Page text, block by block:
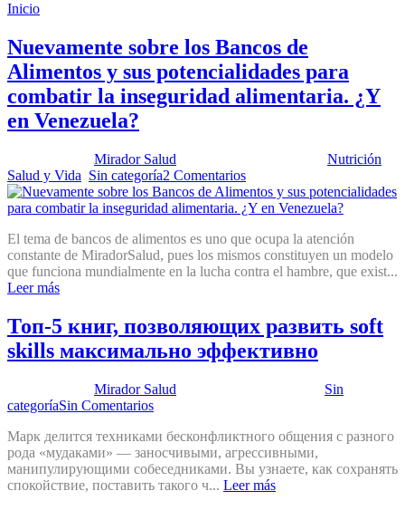
Inicio
Nuevamente sobre los Bancos de
Alimentos y sus potencialidades para
combatir la inseguridad alimentaria. ¿Y
en Venezuela?
Mirador Salud Nutrición
Salud y Vida Sin categoría2 Comentarios
El tema de bancos de alimentos es uno que ocupa la atención
constante de MiradorSalud, pues los mismos constituyen un modelo
que funciona mundialmente en la lucha contra el hambre, que exist...
Leer más
Топ-5 книг, позволяющих развить soft
skills максимально эффективно
Mirador Salud
Sin
categoríaSin Comentarios
Марк делится техниками бесконфликтного общения с разного
рода «мудаками» — заносчивыми, агрессивными,
манипулирующими собеседниками. Вы узнаете, как сохранять
спокойствие, поставить такого ч... Leer más